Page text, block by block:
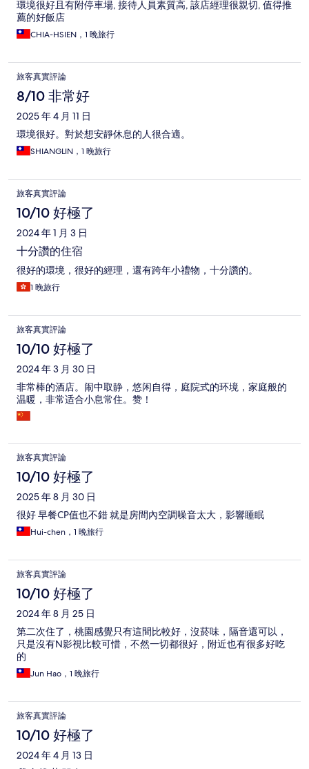
環境很好且有附停車場, 接待人員素質高, 該店經理很親切, 值得推
薦的好飯店
CHIA-HSIEN，1 晚旅行
旅客真實評論
8/10 非常好
2025 年 4 月 11 日
環境很好。對於想安靜休息的人很合適。
SHIANGLIN，1 晚旅行
旅客真實評論
10/10 好極了
2024 年 1 月 3 日
十分讚的住宿
很好的環境，很好的經理，還有跨年小禮物，十分讚的。
1 晚旅行
旅客真實評論
10/10 好極了
2024 年 3 月 30 日
非常棒的酒店。闹中取静，悠闲自得，庭院式的环境，家庭般的
温暖，非常适合小息常住。赞！
旅客真實評論
10/10 好極了
2025 年 8 月 30 日
很好 早餐CP值也不錯 就是房間內空調噪音太大，影響睡眠
Hui-chen，1 晚旅行
旅客真實評論
10/10 好極了
2024 年 8 月 25 日
第二次住了，桃園感覺只有這間比較好，沒菸味，隔音還可以，
只是沒有N影視比較可惜，不然一切都很好，附近也有很多好吃
的
Jun Hao，1 晚旅行
旅客真實評論
10/10 好極了
2024 年 4 月 13 日